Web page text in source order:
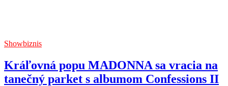
Showbiznis
Kráľovná popu MADONNA sa vracia na
tanečný parket s albumom Confessions II